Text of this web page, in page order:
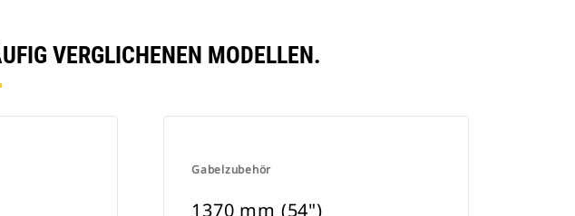
VERGLICHENEN MODELLEN.
Gabelzubehör
1370 mm (54")